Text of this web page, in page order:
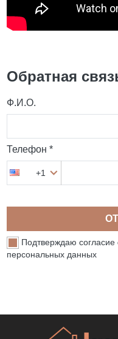
Обратная
Ф.И.О.
Телефон *
+1
Подтверждаю согласие
персональных данных